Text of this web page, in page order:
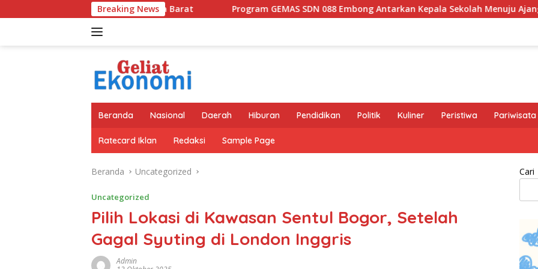
ke
Breaking News
Program GEMAS SDN 088 Embong Antarkan Kepala Sekolah Menuju Ajang ASN Berprestasi
Beranda Nasional Daerah Hiburan Pendidikan Politik Kuliner Peristiwa Pariwisata
Ratecard Iklan Redaksi Sample Page
Beranda Uncategorized
Uncategorized
Pilih Lokasi di Kawasan Sentul Bogor, Setelah
Gagal Syuting di London Inggris
Admin
Cari